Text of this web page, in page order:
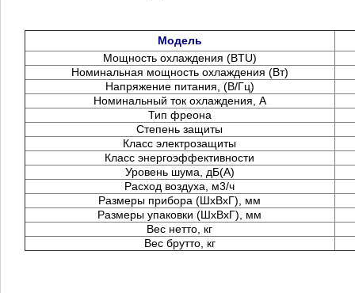
Модель
Мощность охлаждения (BTU)
Номинальная мощность охлаждения (Вт)
Напряжение питания, (В/Гц)
Номинальный ток охлаждения, А
Тип фреона
Степень защиты
Класс электрозащиты
Класс энергоэффективности
Уровень шума, дБ(А)
Расход воздуха, м3/ч
Размеры прибора (ШхВхГ), мм
Размеры упаковки (ШхВхГ), мм
Вес нетто, кг
Вес брутто, кг